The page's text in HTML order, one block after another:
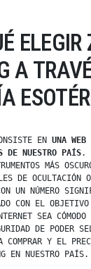
A
EN UNA WEB
DE NUESTRO PAÍS.
MÁS
DE OCULTACIÓN
UN NÚMERO
CON EL
SEA
DE PODER
COMPRAR Y EL
EN NUESTRO PAÍS.